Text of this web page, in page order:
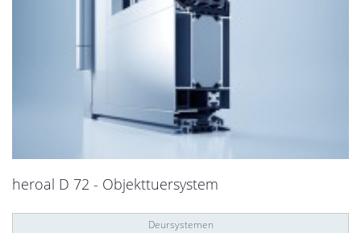
heroal D 72 - Objekttuersystem
Deursystemen